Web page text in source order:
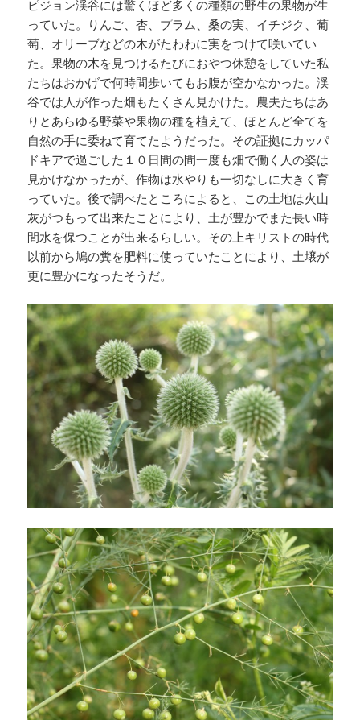
ピジョン渓谷には驚くほど多くの種類の野生の果物が生
っていた。りんご、杏、プラム、桑の実、イチジク、葡
萄、オリーブなどの木がたわわに実をつけて咲いてい
た。果物の木を見つけるたびにおやつ休憩をしていた私
たちはおかげで何時間歩いてもお腹が空かなかった。渓
谷では人が作った畑もたくさん見かけた。農夫たちはあ
りとあらゆる野菜や果物の種を植えて、ほとんど全てを
自然の手に委ねて育てたようだった。その証拠にカッパ
ドキアで過ごした１０日間の間一度も畑で働く人の姿は
見かけなかったが、作物は水やりも一切なしに大きく育
っていた。後で調べたところによると、この土地は火山
灰がつもって出来たことにより、土が豊かでまた長い時
間水を保つことが出来るらしい。その上キリストの時代
以前から鳩の糞を肥料に使っていたことにより、土壌が
更に豊かになったそうだ。